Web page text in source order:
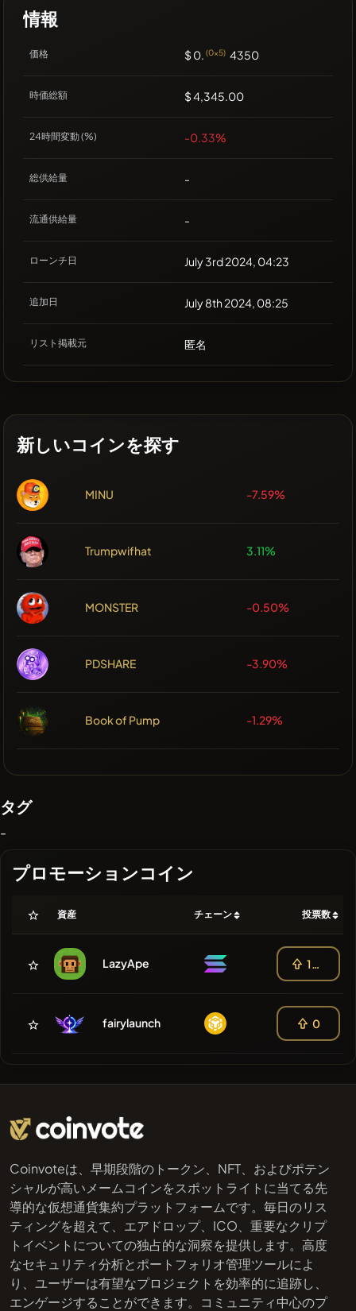
情報
価格 $ 0. (0x5) 4350
時価総額 $ 4,345.00
24時間変動 (%) -0.33%
総供給量 -
流通供給量 -
ローンチ日 July 3rd 2024, 04:23
追加日 July 8th 2024, 08:25
リスト掲載元 匿名
新しいコインを探す
MINU -7.59%
Trumpwifhat 3.11%
MONSTER -0.50%
PDSHARE -3.90%
Book of Pump -1.29%
タグ
-
プロモーションコイン
資産 チェーン 投票数
LazyApe 100
fairylaunch 0
Coinvoteは、早期段階のトークン、NFT、およびポテン
シャルが高いメームコインをスポットライトに当てる先
導的な仮想通貨集約プラットフォームです。毎日のリス
ティングを超えて、エアドロップ、ICO、重要なクリプ
トイベントについての独占的な洞察を提供します。高度
なセキュリティ分析とポートフォリオ管理ツールによ
り、ユーザーは有望なプロジェクトを効率的に追跡し、
エンゲージすることができます。コミュニティ中心のプ